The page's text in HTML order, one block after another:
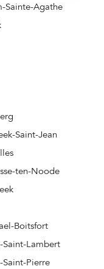
Sainte-Agathe
Saint-Jean
ten-Noode
Boitsfort
Lambert
Pierre